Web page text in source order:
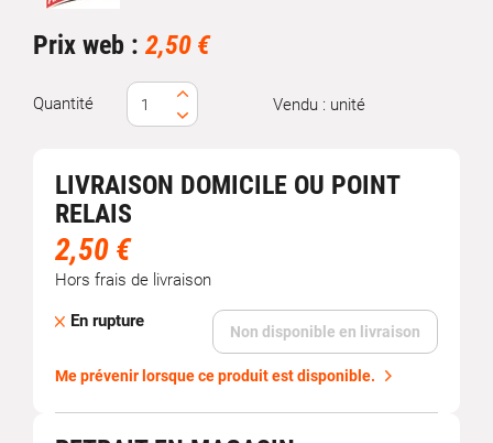
Prix web : 2,50 €
Quantité Vendu : unité
LIVRAISON DOMICILE OU POINT
RELAIS
2,50 €
Hors frais de livraison
En rupture
Non disponible en livraison
Me prévenir lorsque ce produit est disponible.